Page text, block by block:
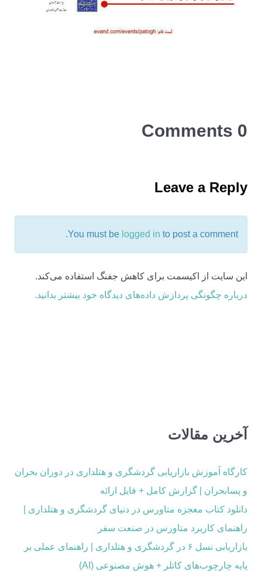
0 Comments
Leave a Reply
You must be logged in to post a comment.
این سایت از اکیسمت برای کاهش جفنگ استفاده می‌کند.
درباره چگونگی پردازش داده‌های دیدگاه خود بیشتر بدانید.
آخرین مقالات
کارگاه آموزش بازاریابی گردشگری و هتلداری در دوران بحران
و پسابحران | گزارش کامل + فایل ارائه
دانلود کتاب معجزه متاورس در دنیای گردشگری و هتلداری |
راهنمای کاربرد متاورس در صنعت سفر
بازاریابی نسل ۶ در گردشگری و هتلداری | راهنمای عملی بر
پایه چارچوب‌های کاتلر + هوش مصنوعی (AI)